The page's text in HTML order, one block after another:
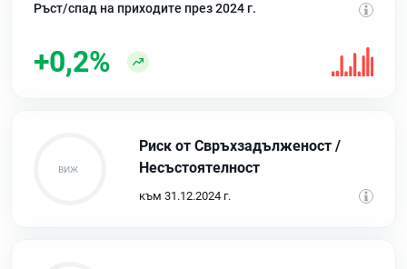
Ръст/спад на приходите през 2024 г.
+0,2%
Риск от Свръхзадълженост /
Несъстоятелност
към 31.12.2024 г.